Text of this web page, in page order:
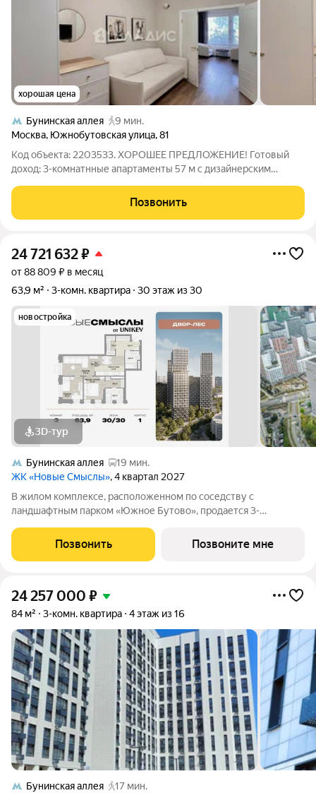
хорошая цена
Бунинская аллея
9 мин.
Москва, Южнобутовская улица,81
Код объекта: 2203533. ХОРОШЕЕ ПРЕДЛОЖЕНИЕ! Готовый
доход: 3-комнатнные апартаменты 57 м с дизайнерским
дополнительные вложения и быстрая отдача. Высота потолков
3,2 м придаёт ощущение простора, комнаты
Позвонить
24 721 632₽
от 88 809 ₽ в месяц
63,9 м²
3-комн. квартира 30 этаж из 30
новостройка
3D-тур
Бунинская аллея
19 мин.
ЖК «Новые Смыслы», 4 квартал 2027
В жилом комплексе, расположенном по соседству с
ландшафтным парком «Южное Бутово», продается 3-
Квартира расположена на 30 этаже 1 корпуса в жилом
квартале комфорт-класса «Новые Смыслы от UNIKEY».
Позвонить Позвоните мне
24 257 000 ₽
84 м² 3-комн. квартира 4 этаж из 16
Бунинская аллея
17 мин.